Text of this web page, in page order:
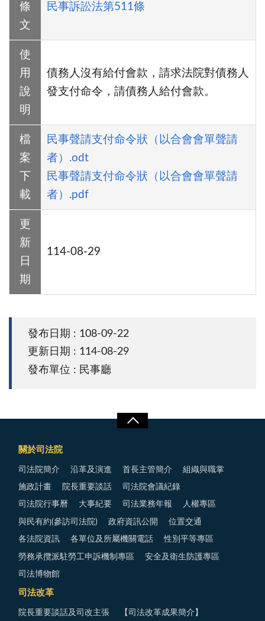
條
文
民事訴訟法第511條
使
用
說
明
債務人沒有給付會款，請求法院對債務人
發支付命令，請債務人給付會款。
檔
案
下
載
民事聲請支付命令狀（以合會會單聲請
者）.odt
民事聲請支付命令狀（以合會會單聲請
者）.pdf
更
新
日
期
114-08-29
發布日期 : 108-09-22
更新日期 : 114-08-29
發布單位 : 民事廳
關於司法院
司法院簡介 沿革及演進 首長主管簡介 組織與職掌
施政計畫 院長重要談話 司法院會議紀錄
司法院行事曆 大事紀要 司法業務年報 人權專區
與民有約(參訪司法院) 政府資訊公開 位置交通
各法院資訊 各單位及所屬機關電話 性別平等專區
勞務承攬派駐勞工申訴機制專區 安全及衛生防護專區
司法博物館
司法改革
院長重要談話及司改主張 【司法改革成果簡介】